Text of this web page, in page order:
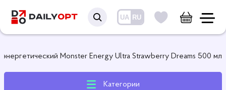
UA RU
энергетический Monster Energy Ultra Strawberry Dreams 500 мл
Категории